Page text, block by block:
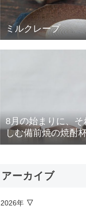
ミルクレープ
8月の始まりに、
しむ備前焼の焼酎
アーカイブ
2026年